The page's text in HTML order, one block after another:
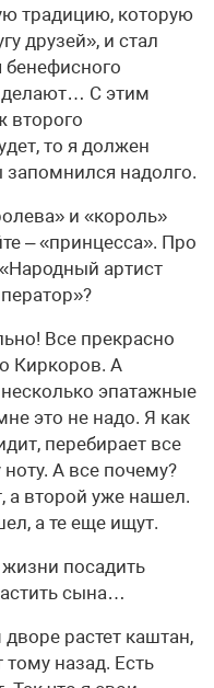
традицию, которую
друзей», и стал
бенефисного
делают… С этим
второго
то я должен
запомнился надолго.
и «король»
– «принцесса». Про
артист
Все прекрасно
Киркоров. А
эпатажные
это не надо. Я как
перебирает все
А все почему?
а второй уже нашел.
а те еще ищут.
посадить
сына…
растет каштан,
назад. Есть